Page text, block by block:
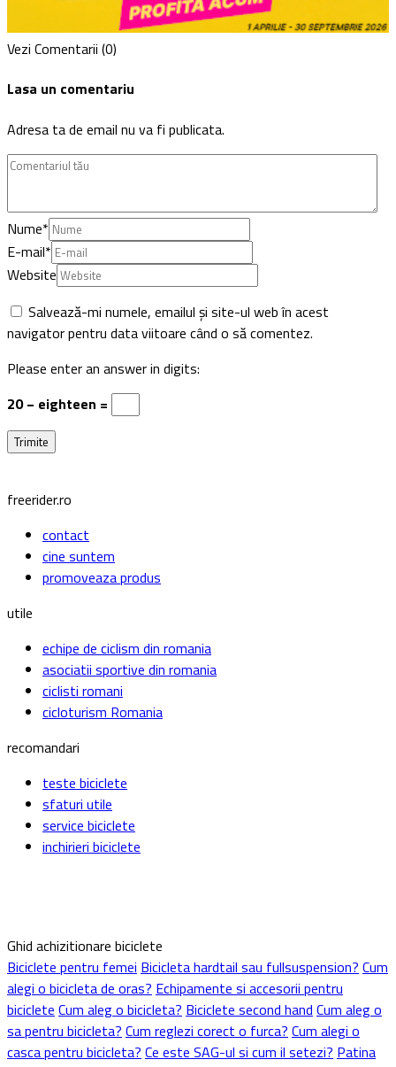
Vezi Comentarii (0)
Lasa un comentariu
Adresa ta de email nu va fi publicata.
Nume*
E-mail*
Website
Salvează-mi numele, emailul și site-ul web în acest
navigator pentru data viitoare când o să comentez.
Please enter an answer in digits:
20 − eighteen =
freerider.ro
contact
cine suntem
promoveaza produs
utile
echipe de ciclism din romania
asociatii sportive din romania
ciclisti romani
cicloturism Romania
recomandari
teste biciclete
sfaturi utile
service biciclete
inchirieri biciclete
Ghid achizitionare biciclete
Biciclete pentru femei Bicicleta hardtail sau fullsuspension? Cum
alegi o bicicleta de oras? Echipamente si accesorii pentru
biciclete Cum aleg o bicicleta? Biciclete second hand Cum aleg o
sa pentru bicicleta? Cum reglezi corect o furca? Cum alegi o
casca pentru bicicleta? Ce este SAG-ul si cum il setezi? Patina